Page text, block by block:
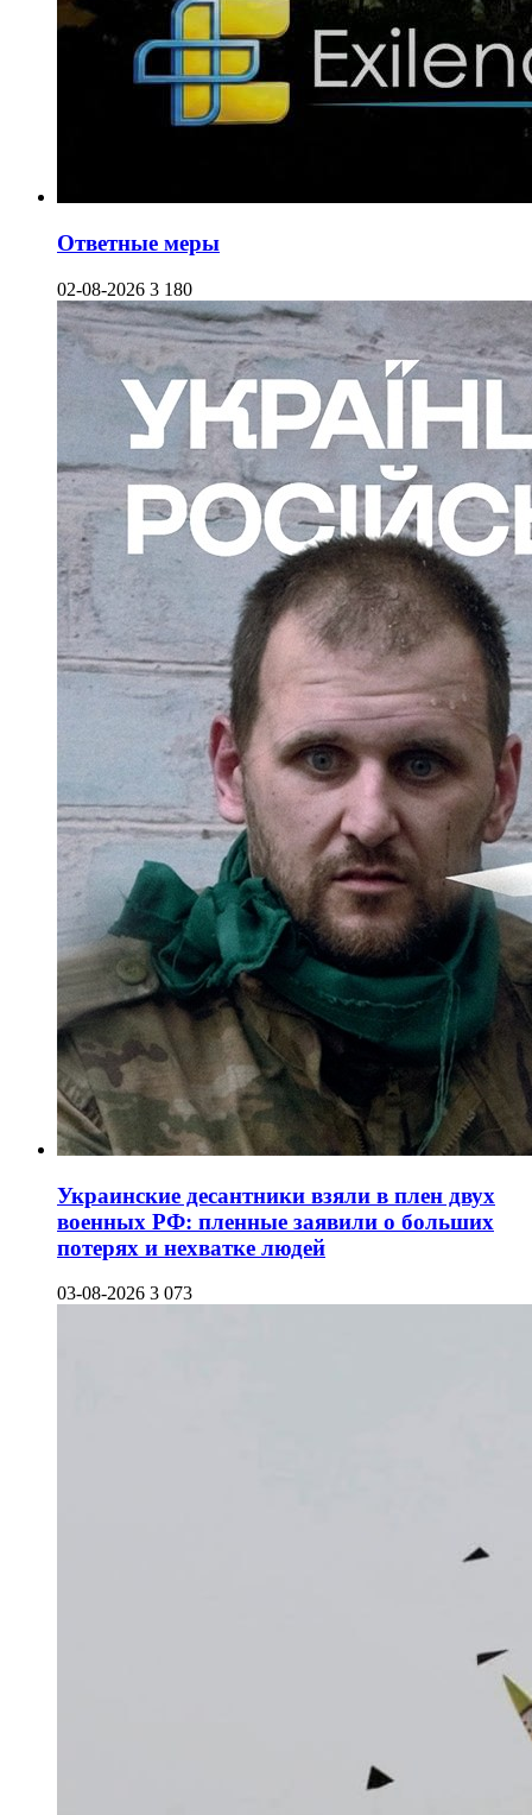
Ответные меры
02-08-2026 3 180
Украинские десантники взяли в плен двух
военных РФ: пленные заявили о больших
потерях и нехватке людей
03-08-2026 3 073